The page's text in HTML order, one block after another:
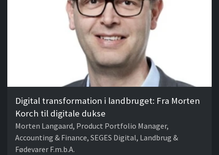
Digital transformation i landbruget: Fra Morten
Korch til digitale dukse
Morten Langaard, Product Portfolio Manager,
Accounting & Finance, SEGES Digital, Landbrug &
Fødevarer F.m.b.A.